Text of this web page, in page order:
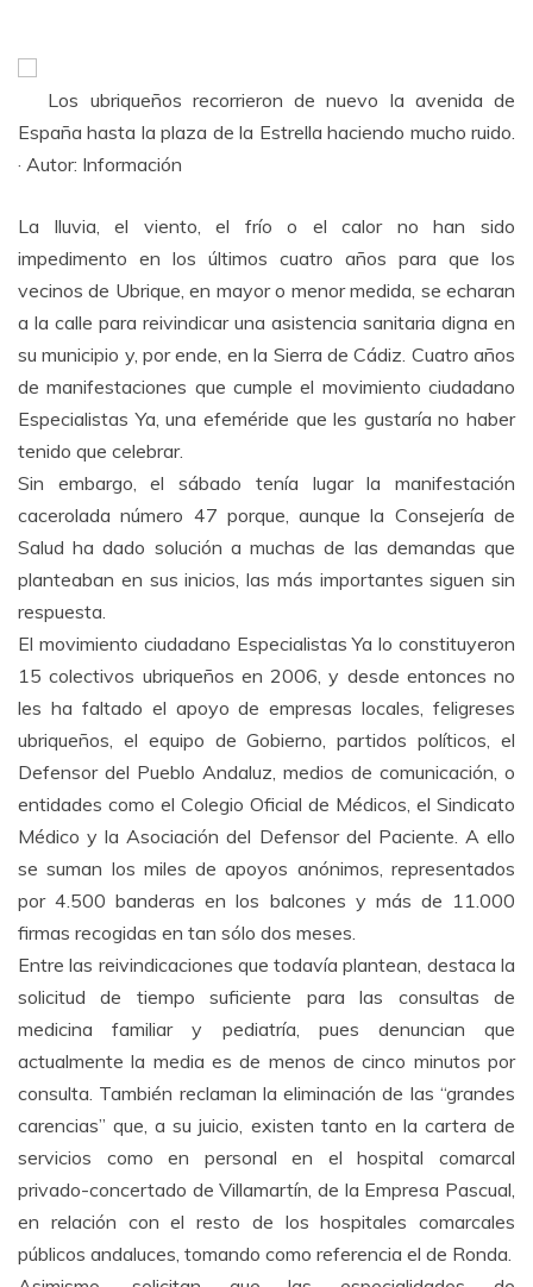
Los ubriqueños recorrieron de nuevo la avenida de
España hasta la plaza de la Estrella haciendo mucho ruido.
· Autor: Información
La lluvia, el viento, el frío o el calor no han sido
impedimento en los últimos cuatro años para que los
vecinos de Ubrique, en mayor o menor medida, se echaran
a la calle para reivindicar una asistencia sanitaria digna en
su municipio y, por ende, en la Sierra de Cádiz. Cuatro años
de manifestaciones que cumple el movimiento ciudadano
Especialistas Ya, una efeméride que les gustaría no haber
tenido que celebrar.
Sin embargo, el sábado tenía lugar la manifestación
cacerolada número 47 porque, aunque la Consejería de
Salud ha dado solución a muchas de las demandas que
planteaban en sus inicios, las más importantes siguen sin
respuesta.
El movimiento ciudadano Especialistas Ya lo constituyeron
15 colectivos ubriqueños en 2006, y desde entonces no
les ha faltado el apoyo de empresas locales, feligreses
ubriqueños, el equipo de Gobierno, partidos políticos, el
Defensor del Pueblo Andaluz, medios de comunicación, o
entidades como el Colegio Oficial de Médicos, el Sindicato
Médico y la Asociación del Defensor del Paciente. A ello
se suman los miles de apoyos anónimos, representados
por 4.500 banderas en los balcones y más de 11.000
firmas recogidas en tan sólo dos meses.
Entre las reivindicaciones que todavía plantean, destaca la
solicitud de tiempo suficiente para las consultas de
medicina familiar y pediatría, pues denuncian que
actualmente la media es de menos de cinco minutos por
consulta. También reclaman la eliminación de las “grandes
carencias” que, a su juicio, existen tanto en la cartera de
servicios como en personal en el hospital comarcal
privado-concertado de Villamartín, de la Empresa Pascual,
en relación con el resto de los hospitales comarcales
públicos andaluces, tomando como referencia el de Ronda.